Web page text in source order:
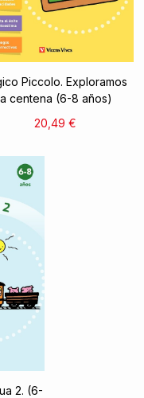
Piccolo. Exploramos
centena (6-8 años)
20,49 €
2. (6-